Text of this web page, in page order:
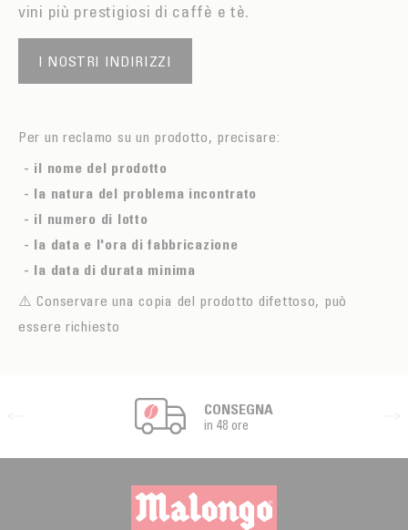
vini più prestigiosi di caffè e tè.
I NOSTRI INDIRIZZI
Per un reclamo su un prodotto, precisare:
- il nome del prodotto
- la natura del problema incontrato
- il numero di lotto
- la data e l'ora di fabbricazione
- la data di durata minima
⚠️ Conservare una copia del prodotto difettoso, può
essere richiesto
CONSEGNA
in 48 ore